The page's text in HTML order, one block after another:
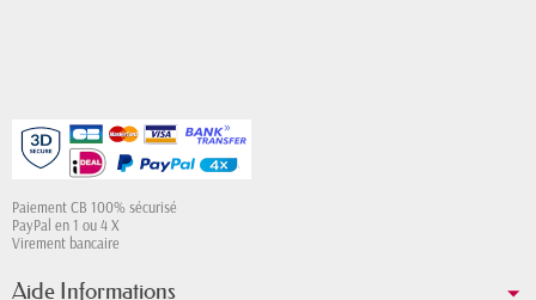
Paiement CB 100% sécurisé
PayPal en 1 ou 4 X
Virement bancaire
Aide Informations